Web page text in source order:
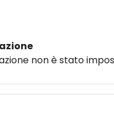
non è stato